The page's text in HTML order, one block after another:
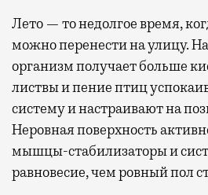
Лето — то недолгое время,
можно перенести на улицу.
организм получает больше
листвы и пение птиц
систему и настраивают на
Неровная поверхность
мышцы-стабилизаторы и
равновесие, чем ровный пол